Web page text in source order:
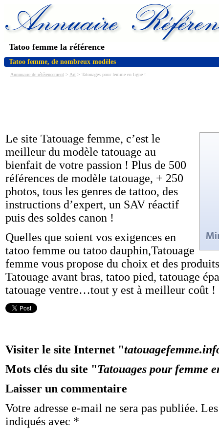
Tatoo femme la référence
Tatoo femme, de nombreux modèles
Annnuaire de référencement > Art > Tatouages pour femme en ligne !
Le site Tatouage femme, c’est le
meilleur du modèle tatouage au
bienfait de votre passion ! Plus de 500
références de modèle tatouage, + 250
photos, tous les genres de tattoo, des
instructions d’expert, un SAV réactif
puis des soldes canon !
Quelles que soient vos exigences en
tatoo femme ou tatoo dauphin,Tatouage
femme vous propose du choix et des
Tatouage avant bras, tatoo pied, tatouage
tatouage ventre…tout y est à meilleur coût !
Visiter le site Internet "
Mots clés du site "Tatouages pour femme
Laisser un commentaire
Votre adresse e-mail ne sera pas publiée.
indiqués avec *